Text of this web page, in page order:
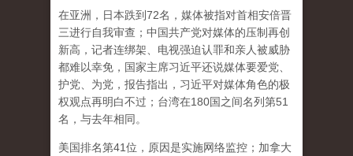
在亚洲，日本跌到72名，媒体被指对首相安倍晋
三进行自我审查；中国共产党对媒体的压制再创
新高，记者连绑架、电视强迫认罪和亲人被威胁
都难以幸免，国家主席习近平还说媒体要爱党、
护党、为党，报告指出，习近平对媒体角色的极
权观点再明白不过；台湾在180国之间名列第51
名，与去年相同。
美国排名第41位，原因是实施网络监控；加拿大